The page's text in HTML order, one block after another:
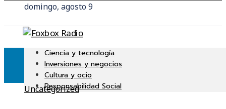
domingo, agosto 9
Ciencia y tecnología
Inversiones y negocios
Cultura y ocio
Responsabilidad Social
Uncategorized